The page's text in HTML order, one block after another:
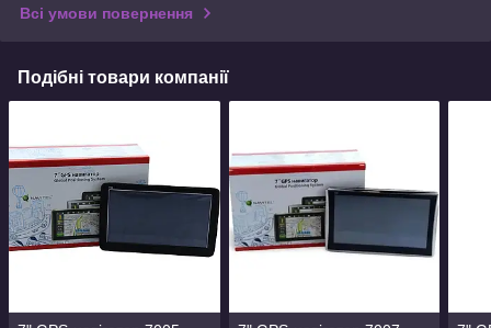
Всі умови повернення
Подібні товари компанії